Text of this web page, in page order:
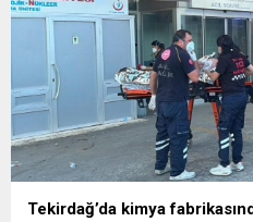
Tekirdağ’da kimya